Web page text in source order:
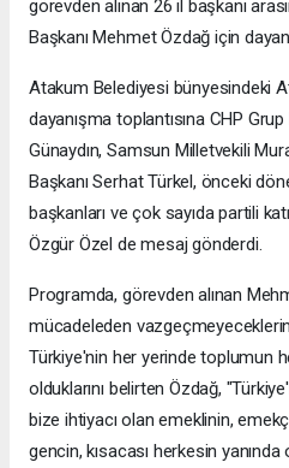
görevden alınan 26 il başkanı
Başkanı Mehmet Özdağ için
Atakum Belediyesi bünyesindeki
dayanışma toplantısına CHP
Günaydın, Samsun Milletvekili
Başkanı Serhat Türkel, önceki
başkanları ve çok sayıda partili
Özgür Özel de mesaj gönderdi.
Programda, görevden alınan
mücadeleden
Türkiye'nin her yerinde toplumun
olduklarını belirten Özdağ,
bize ihtiyacı olan emeklinin,
gencin, kısacası herkesin